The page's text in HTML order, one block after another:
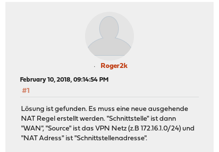
Roger2k
February 10, 2018, 09:14:54 PM
#1
Lösung ist gefunden. Es muss eine neue ausgehende
NAT Regel erstellt werden. "Schnittstelle" ist dann
"WAN", "Source" ist das VPN Netz (z.B 172.16.1.0/24) und
"NAT Adress" ist "Schnittstellenadresse".